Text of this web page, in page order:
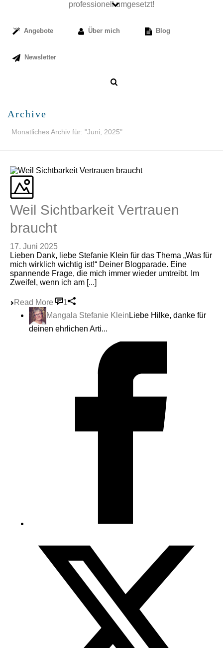
Angebote Über mich Blog
Newsletter
Archive
Monatliches Archiv für: "Juni, 2025"
Weil Sichtbarkeit Vertrauen
braucht
17. Juni 2025
Lieben Dank, liebe Stefanie Klein für das Thema „Was für
mich wirklich wichtig ist!“ Deiner Blogparade. Eine
spannende Frage, die mich immer wieder umtreibt. Im
Zweifel, wenn ich am [...]
Read More
1
Mangala Stefanie Klein Liebe Hilke, danke für
deinen ehrlichen Arti...